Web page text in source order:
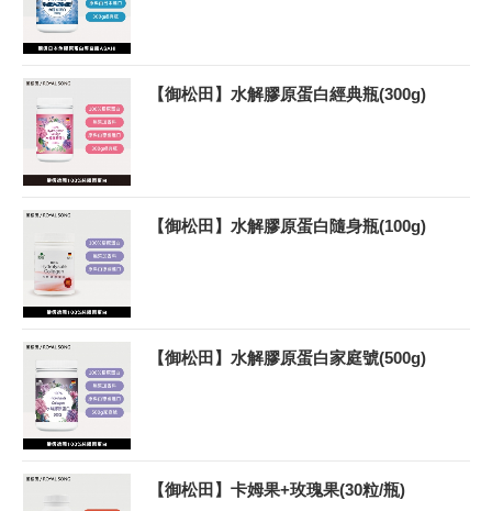
【御松田】水解膠原蛋白經典瓶(300g)
【御松田】水解膠原蛋白隨身瓶(100g)
【御松田】水解膠原蛋白家庭號(500g)
【御松田】卡姆果+玫瑰果(30粒/瓶)